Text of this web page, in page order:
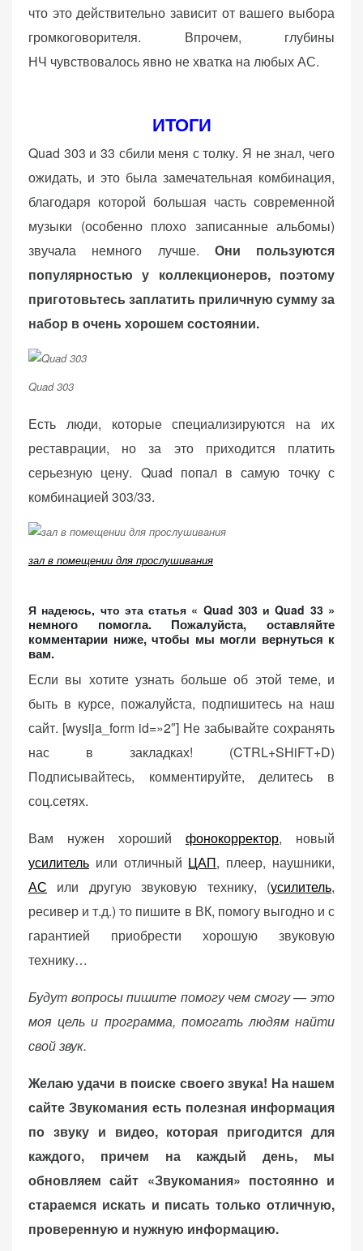
что это действительно зависит от вашего выбора
громкоговорителя. Впрочем, глубины
НЧ чувствовалосьявно не хватка на любых АС.
ИТОГИ
Quad 303 и 33 сбили меня с толку. Я не знал, чего
ожидать, и это была замечательная комбинация,
благодаря которой большая часть современной
музыки (особенно плохо записанные альбомы)
звучала немного лучше. Они пользуются
популярностью у коллекционеров, поэтому
приготовьтесь заплатить приличную сумму за
набор в очень хорошем состоянии.
Quad 303
Есть люди, которые специализируются на их
реставрации, но за это приходится платить
серьезную цену. Quad попал в самую точку с
комбинацией 303/33.
зал в помещении для прослушивания
Я надеюсь, что эта статья « Quad 303 и Quad 33 »
немного помогла. Пожалуйста, оставляйте
комментарии ниже, чтобы мы могли вернуться к
вам.
Если вы хотите узнать больше об этой теме, и
быть в курсе, пожалуйста, подпишитесь на наш
сайт. [wysija_form id=»2″] Не забывайте сохранять
нас в закладках! (CTRL+SHiFT+D)
Подписывайтесь, комментируйте, делитесь в
соц.сетях.
Вам нужен хороший фонокорректор, новый
усилитель или отличный ЦАП, плеер, наушники,
АС или другую звуковую технику, (усилитель,
ресивер и т.д.) то пишите в ВК, помогу выгодно и с
гарантией приобрести хорошую звуковую
технику…
Будут вопросы пишите помогу чем смогу — это
моя цель и программа, помогать людям найти
свой звук.
Желаю удачи в поиске своего звука! На нашем
сайте Звукомания есть полезная информация
по звуку и видео, которая пригодится для
каждого, причем на каждый день, мы
обновляем сайт «Звукомания» постоянно и
стараемся искать и писать только отличную,
проверенную и нужную информацию.